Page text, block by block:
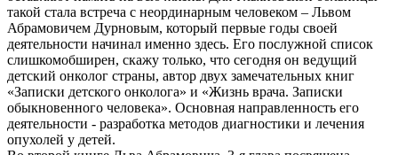
такой стала встреча с неординарным человеком – Львом
Абрамовичем Дурновым, который первые годы своей
деятельности начинал именно здесь. Его послужной список
слишкомобширен, скажу только, что сегодня он ведущий
детский онколог страны, автор двух замечательных книг
«Записки детского онколога» и «Жизнь врача. Записки
обыкновенного человека». Основная направленность его
деятельности - разработка методов диагностики и лечения
опухолей у детей.